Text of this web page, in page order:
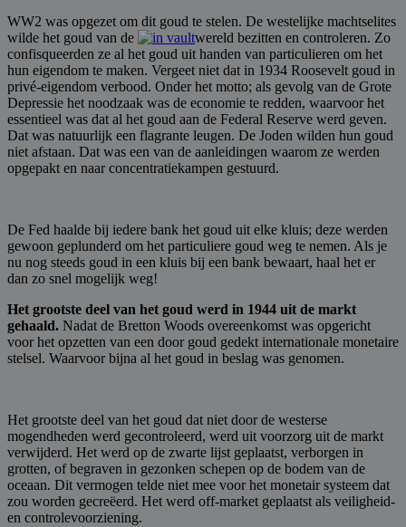
WW2 was opgezet om dit goud te stelen. De westelijke machtselites
wilde het goud van de
wereld bezitten en controleren. Zo
confisqueerden ze al het goud uit handen van particulieren om het
hun eigendom te maken. Vergeet niet dat in 1934 Roosevelt goud in
privé-eigendom verbood. Onder het motto; als gevolg van de Grote
Depressie het noodzaak was de economie te redden, waarvoor het
essentieel was dat al het goud aan de Federal Reserve werd geven.
Dat was natuurlijk een flagrante leugen. De Joden wilden hun goud
niet afstaan. Dat was een van de aanleidingen waarom ze werden
opgepakt en naar concentratiekampen gestuurd.
De Fed haalde bij iedere bank het goud uit elke kluis; deze werden
gewoon geplunderd om het particuliere goud weg te nemen. Als je
nu nog steeds goud in een kluis bij een bank bewaart, haal het er
dan zo snel mogelijk weg!
Het grootste deel van het goud werd in 1944 uit de markt
gehaald. Nadat de Bretton Woods overeenkomst was opgericht
voor het opzetten van een door goud gedekt internationale monetaire
stelsel. Waarvoor bijna al het goud in beslag was genomen.
Het grootste deel van het goud dat niet door de westerse
mogendheden werd gecontroleerd, werd uit voorzorg uit de markt
verwijderd. Het werd op de zwarte lijst geplaatst, verborgen in
grotten, of begraven in gezonken schepen op de bodem van de
oceaan. Dit vermogen telde niet mee voor het monetair systeem dat
zou worden gecreëerd. Het werd off-market geplaatst als veiligheid-
en controlevoorziening.